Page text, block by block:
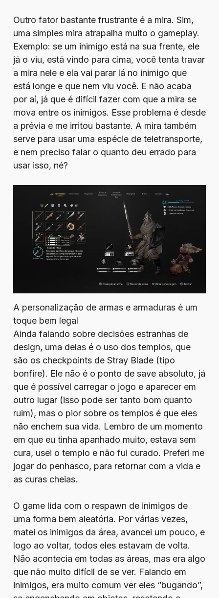
Outro fator bastante frustrante é a mira. Sim,
uma simples mira atrapalha muito o gameplay.
Exemplo: se um inimigo está na sua frente, ele
já o viu, está vindo para cima, você tenta travar
a mira nele e ela vai parar lá no inimigo que
está longe e que nem viu você. E não acaba
por aí, já que é difícil fazer com que a mira se
mova entre os inimigos. Esse problema é desde
a prévia e me irritou bastante. A mira também
serve para usar uma espécie de teletransporte,
e nem preciso falar o quanto deu errado para
usar isso, né?
A personalização de armas e armaduras é um
toque bem legal
Ainda falando sobre decisões estranhas de
design, uma delas é o uso dos templos, que
são os checkpoints de Stray Blade (tipo
bonfire). Ele não é o ponto de save absoluto, já
que é possível carregar o jogo e aparecer em
outro lugar (isso pode ser tanto bom quanto
ruim), mas o pior sobre os templos é que eles
não enchem sua vida. Lembro de um momento
em que eu tinha apanhado muito, estava sem
cura, usei o templo e não fui curado. Preferi me
jogar do penhasco, para retornar com a vida e
as curas cheias.
O game lida com o respawn de inimigos de
uma forma bem aleatória. Por várias vezes,
matei os inimigos da área, avancei um pouco, e
logo ao voltar, todos eles estavam de volta.
Não acontecia em todas as áreas, mas era algo
que não muito difícil de se ver. Falando em
inimigos, era muito comum ver eles “bugando”,